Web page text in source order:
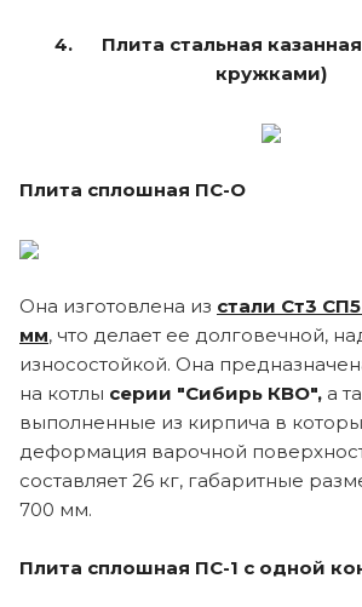
4. Плита стальная казанная
кружками)
Плита сплошная ПС-О
Она изготовлена из стали Ст3
мм, что делает ее долговечной,
износостойкой. Она
на котлы серии "Сибирь КВО", а
выполненные из кирпича в
деформация варочной
составляет 26 кг, габаритные
700 мм.
Плита сплошная ПС-1 с одной